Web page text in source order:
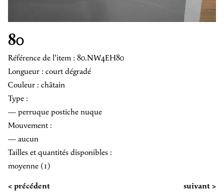
80
Référence de l'item : 80.NW4EH80
Longueur : court dégradé
Couleur : châtain
Type :
— perruque postiche nuque
Mouvement :
— aucun
Tailles et quantités disponibles :
moyenne (1)
< précédent
suivant >